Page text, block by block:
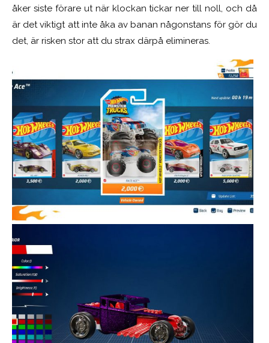
åker siste förare ut när klockan tickar ner till noll, och då
är det viktigt att inte åka av banan någonstans för gör du
det, är risken stor att du strax därpå elimineras.